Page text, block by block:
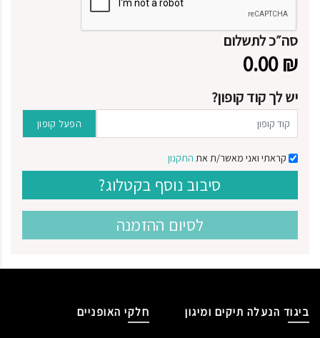
סה״כ לתשלום
₪
0.00
יש לך קוד קופון?
הפעל קופון
קראתי ואני מאשר/ת את התקנון
סיבוב נוסף בקטלוג?
לסיום ההזמנה
ביגוד הנעלה תיקים ומיגון חלקי האופניים